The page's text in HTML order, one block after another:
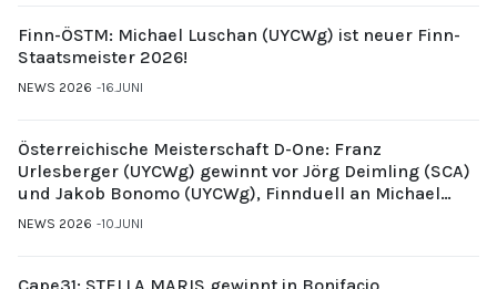
Finn-ÖSTM: Michael Luschan (UYCWg) ist neuer Finn-
Staatsmeister 2026!
NEWS 2026 16.JUNI
Österreichische Meisterschaft D-One: Franz
Urlesberger (UYCWg) gewinnt vor Jörg Deimling (SCA)
und Jakob Bonomo (UYCWg), Finnduell an Michael
Gubi (UYCMo)
NEWS 2026 10.JUNI
Cape31: STELLA MARIS gewinnt in Bonifacio